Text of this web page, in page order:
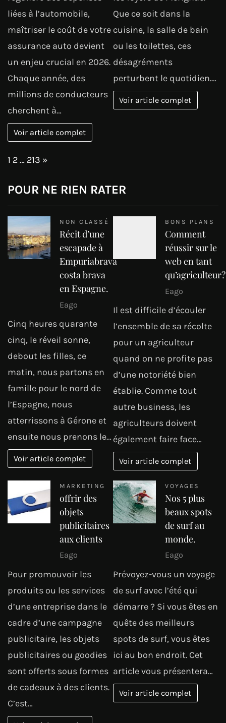
liées à l’automobile,
maîtriser le coût de votre
assurance auto devient
un enjeu crucial en 2026.
Chaque année, des
millions de conducteurs
cherchent à…
Voir article complet
Que ce soit dans la
cuisine, la salle de bain
ou les toilettes, ces
désagréments
perturbent le quotidien.…
Voir article complet
Page:
1 2… 213 Next
»
POUR NE RIEN RATER
NON CLASSÉ
Récit d’une
escapade à
Empuriabrava
costa brava
en Espagne.
Eago
Cinq heures quarante
cinq, le réveil sonne,
debout les filles, ce
matin, nous partons en
famille pour le nord de
l’Espagne, nous
atterrissons à Gérone et
ensuite nous prenons le…
Voir article complet
BONS PLANS
Comment
réussir sur le
web en tant
qu’agriculteur?
Eago
Il est difficile d’écouler
l’ensemble de sa récolte
pour un agriculteur
quand on ne profite pas
d’une notoriété bien
établie. Comme tout
autre business, les
agriculteurs doivent
également faire face…
Voir article complet
MARKETING
offrir des
objets
publicitaires
aux clients
Eago
Pour promouvoir les
produits ou les services
d’une entreprise dans le
cadre d’une campagne
publicitaire, les objets
publicitaires ou goodies
sont offerts sous formes
de cadeaux à des clients.
C’est…
VOYAGES
Nos 5 plus
beaux spots
de surf au
monde.
Eago
Prévoyez-vous un voyage
de surf avec l’été qui
démarre ? Si vous êtes en
quête des meilleurs
spots de surf, vous êtes
ici au bon endroit. Cet
article vous présentera…
Voir article complet